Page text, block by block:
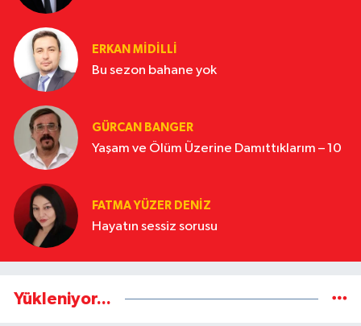
ERKAN MIDILLI
Bu sezon bahane yok
GÜRCAN BANGER
Yaşam ve Ölüm Üzerine Damıttıklarım – 10
FATMA YÜZER DENIZ
Hayatın sessiz sorusu
Yükleniyor...